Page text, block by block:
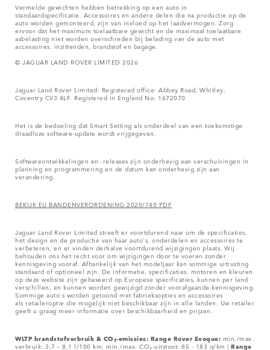
Vermelde gewichten hebben betrekking op een auto in
standaardspecificatie. Accessoires en andere delen die na productie op de
auto worden gemonteerd, zijn van invloed op het laadvermogen. Zorg
ervoor dat het maximum toelaatbare gewicht en de maximaal toelaatbare
asbelasting niet worden overschreden bij belading van de auto met
accessoires, inzittenden, brandstof en bagage.
© JAGUAR LAND ROVER LIMITED 2026
Jaguar Land Rover Limited: Registered office: Abbey Road, Whitley,
Coventry CV3 4LF. Registered in England No: 1672070
Het is de bedoeling dat Smart Setting als onderdeel van een toekomstige
draadloze software-update wordt vrijgegeven.
Softwareontwikkelingen en -releases zijn onderhevig aan verschuivingen in
planning en programmering en de datum kan onderhevig zijn aan
verandering.
BEKIJK EU BANDENVERORDENING 2020/740 PDF
Jaguar Land Rover Limited streeft er voortdurend naar om de specificaties,
het design en de productie van haar auto's, onderdelen en accessoires te
verbeteren, en er vinden derhalve voortdurend wijzigingen plaats. Wij
behouden ons het recht voor om wijzigingen door te voeren zonder
kennisgeving vooraf. Afhankelijk van het modeljaar kan sommige uitrusting
standaard of optioneel zijn. De informatie, specificaties, motoren en kleuren
op deze website zijn gebaseerd op Europese specificaties, kunnen per land
verschillen, en kunnen worden gewijzigd zonder voorafgaande kennisgeving.
Sommige auto's worden getoond met fabrieksopties en accessoires
als retaileroptie die mogelijk niet beschikbaar zijn in alle landen. Uw retailer
geeft u graag meer informatie over beschikbaarheid en prijzen.
WLTP brandstofverbruik & CO₂-emissies: Range Rover Evoque: min./max.
verbruik: 3,7 – 8,1 l/100 km, min./max. CO₂-uitstoot: 85 - 183 g/km | Range